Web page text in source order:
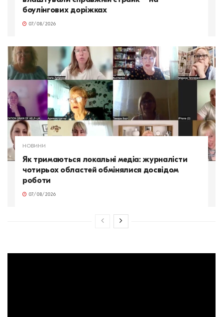
боулінгових доріжках
07/08/2026
НОВИНИ
Як тримаються локальні медіа: журналісти
чотирьох областей обмінялися досвідом
роботи
07/08/2026